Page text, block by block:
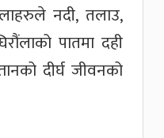
नदी, तलाउ,
पातमा दही
दीर्घ जीवनको